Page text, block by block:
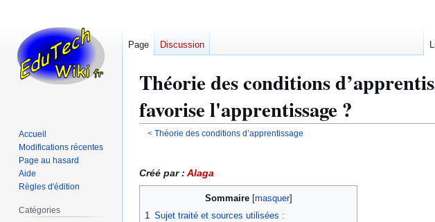
Théorie des conditions
favorise l'apprentissage ?
< Théorie des conditions d’apprentissage
à
la
à
la
Créé par : Alaga
Sommaire
1 Sujet traité et sources utilisées :
Page Discussion
Accueil
Modifications récentes
Page au hasard
Aide
Règles d'édition
Catégories